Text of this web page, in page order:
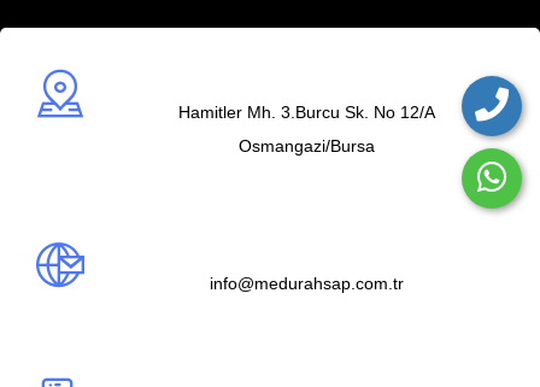
Hamitler Mh. 3.Burcu Sk. No 12/A
Osmangazi/Bursa
info@medurahsap.com.tr